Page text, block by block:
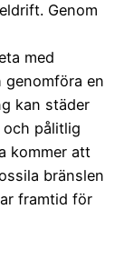
Genom
med
en
kan städer
pålitlig
kommer att
bränslen
framtid för